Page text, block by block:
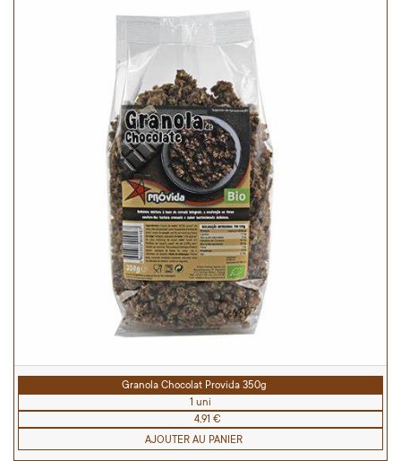
Granola Chocolat Provida 350g
1 uni
4,91 €
AJOUTER AU PANIER